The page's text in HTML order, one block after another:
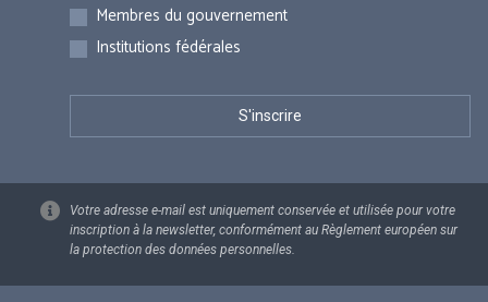
Membres du gouvernement
Institutions fédérales
Votre adresse e-mail est uniquement conservée et utilisée pour votre
inscription à la newsletter, conformément au Règlement européen sur
la protection des données personnelles.